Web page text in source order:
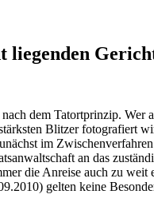
liegenden
dem Tatortprinzip.
Blitzer fotografiert
im
an das
die Anreise auch zu
gelten keine